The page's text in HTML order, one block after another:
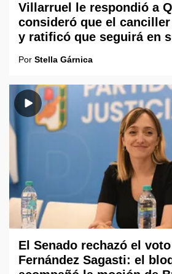
Villarruel le respondió a
consideró que el
y ratificó que seguirá en
Por Stella Gárnica
El Senado rechazó el
Fernández Sagasti: el